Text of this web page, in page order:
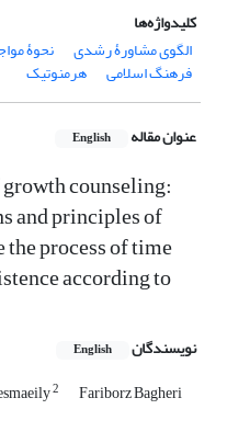
کلیدواژه‌ها
الگوی مشاورۀ رشدی
نحوۀ
فرهنگ اسلامی هرمنوتیک
عنوان مقاله English
counseling:
and principles of
the process of time
according to
نویسندگان English
2 Fariborz Bagheri